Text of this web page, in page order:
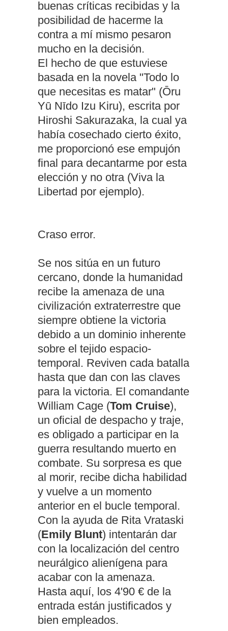
buenas críticas recibidas y la
posibilidad de hacerme la
contra a mí mismo pesaron
mucho en la decisión.
El hecho de que estuviese
basada en la novela "Todo lo
que necesitas es matar" (Ōru
Yū Nīdo Izu Kiru), escrita por
Hiroshi Sakurazaka, la cual ya
había cosechado cierto éxito,
me proporcionó ese empujón
final para decantarme por esta
elección y no otra (Viva la
Libertad por ejemplo).
Craso error.
Se nos sitúa en un futuro
cercano, donde la humanidad
recibe la amenaza de una
civilización extraterrestre que
siempre obtiene la victoria
debido a un dominio inherente
sobre el tejido espacio-
temporal. Reviven cada batalla
hasta que dan con las claves
para la victoria. El comandante
William Cage (Tom Cruise),
un oficial de despacho y traje,
es obligado a participar en la
guerra resultando muerto en
combate. Su sorpresa es que
al morir, recibe dicha habilidad
y vuelve a un momento
anterior en el bucle temporal.
Con la ayuda de Rita Vrataski
(Emily Blunt) intentarán dar
con la localización del centro
neurálgico alienígena para
acabar con la amenaza.
Hasta aquí, los 4'90 € de la
entrada están justificados y
bien empleados.